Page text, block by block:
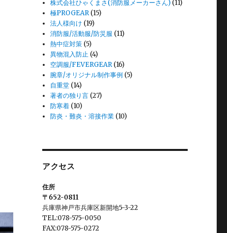
株式会社ひゃくまさ(消防服メーカーさん) (11)
極PROGEAR(15)
法人様向け (19)
消防服/活動服/防災服 (11)
熱中症対策 (5)
異物混入防止 (4)
空調服/FEVERGEAR(16)
腕章/オリジナル制作事例 (5)
自重堂 (14)
著者の独り言 (27)
防寒着 (10)
防炎・難炎・溶接作業 (10)
アクセス
住所
〒652-0811
兵庫県神戸市兵庫区新開地5-3-22
TEL:078-575-0050
FAX:078-575-0272